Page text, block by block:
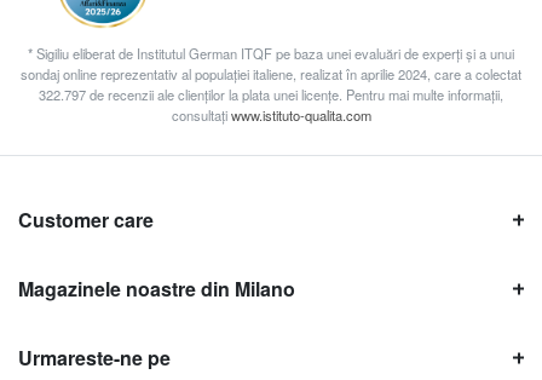
* Sigiliu eliberat de Institutul German ITQF pe baza unei evaluări de experți și a unui
sondaj online reprezentativ al populației italiene, realizat în aprilie 2024, care a colectat
322.797 de recenzii ale clienților la plata unei licențe. Pentru mai multe informații,
consultațiwww.istituto-qualita.com
Customer care
Magazinele noastre din Milano
Urmareste-ne pe